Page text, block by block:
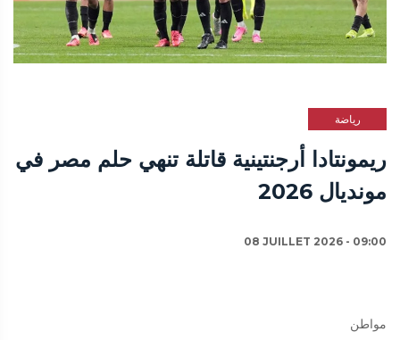
رياضة
ريمونتادا أرجنتينية قاتلة تنهي حلم مصر في
مونديال 2026
08 JUILLET 2026 - 09:00
مواطن